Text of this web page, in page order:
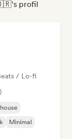
profil
/ Lo-fi
Minimal